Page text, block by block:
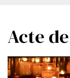
Acte